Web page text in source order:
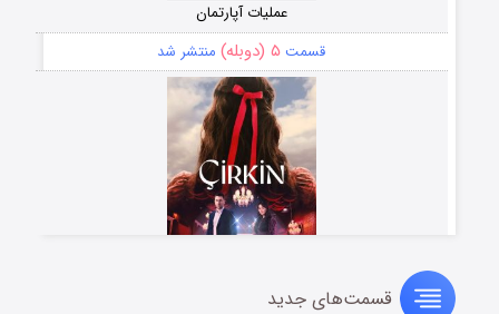
عملیات آپارتمان
قسمت ۵ (دوبله) منتشر شد
سریال زشتقسمت‌های جدید